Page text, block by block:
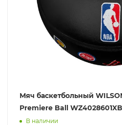
Мяч баскетбольный
Premiere Ball
В наличии